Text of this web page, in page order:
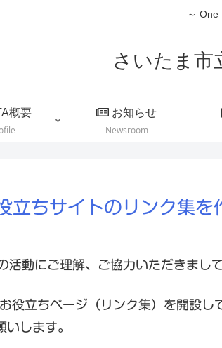
～ One
さいたま市
概要
お知らせ
Newsroom
立ちサイトのリンク集を
動にご理解、ご協力いただきまし
役立ちページ（リンク集）を開設し
します。